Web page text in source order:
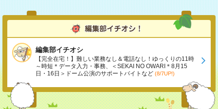
編集部イチオシ
【完全在宅！】難しい業務なし＆電話なし！ゆっくりの11時
～時短＊データ入力・事務、＜SEKAI NO OWARI＊8月15
日・16日＞ドーム公演のサポートバイトなど (8/7UP!)